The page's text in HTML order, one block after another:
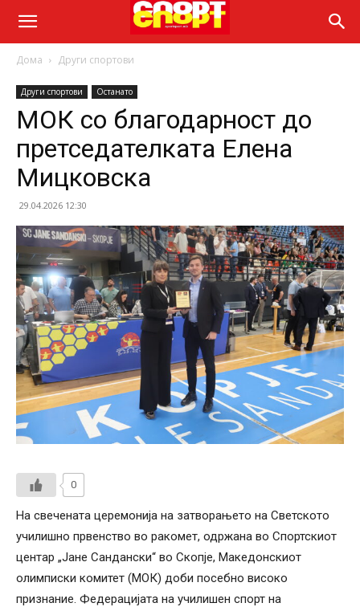
Дома Други спортови
Други спортови Останато
МОК со благодарност до
претседателката Елена
Мицковска
29.04.2026 12:30
0
На свечената церемонија на затворањето на Светското
училишно првенство во ракомет, одржана во Спортскиот
центар „Јане Сандански“ во Скопје, Македонскиот
олимписки комитет (МОК) доби посебно високо
признание. Федерацијата на училишен спорт на